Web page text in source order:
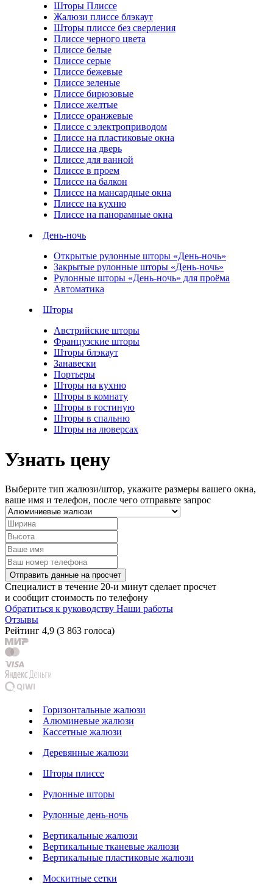
Шторы Плиссе
Жалюзи плиссе блэкаут
Шторы плиссе без сверления
Плиссе черного цвета
Плиссе белые
Плиссе серые
Плиссе бежевые
Плиссе зеленые
Плиссе бирюзовые
Плиссе желтые
Плиссе оранжевые
Плиссе с электроприводом
Плиссе на пластиковые окна
Плиссе на дверь
Плиссе для ванной
Плиссе в проем
Плиссе на балкон
Плиссе на мансардные окна
Плиссе на кухню
Плиссе на панорамные окна
День-ночь
Открытые рулонные шторы «День-ночь»
Закрытые рулонные шторы «День-ночь»
Рулонные шторы «День-ночь» для проёма
Автоматика
Шторы
Австрийские шторы
Французские шторы
Шторы блэкаут
Занавески
Портьеры
Шторы на кухню
Шторы в комнату
Шторы в гостиную
Шторы в спальню
Шторы на люверсах
Узнать цену
Выберите тип жалюзи/штор, укажите размеры вашего окна,
ваше имя и телефон, после чего отправьте запрос
Отправить данные на просчет
Специалист в течение 20-и минут сделает просчет
и сообщит стоимость по телефону
Обратиться к руководству Наши работы
Отзывы
Рейтинг 4,9 (3 863 голоса)
Горизонтальные жалюзи
Алюминевые жалюзи
Кассетные жалюзи
Деревянные жалюзи
Шторы плиссе
Рулонные шторы
Рулонные день-ночь
Вертикальные жалюзи
Вертикальные тканевые жалюзи
Вертикальные пластиковые жалюзи
Москитные сетки